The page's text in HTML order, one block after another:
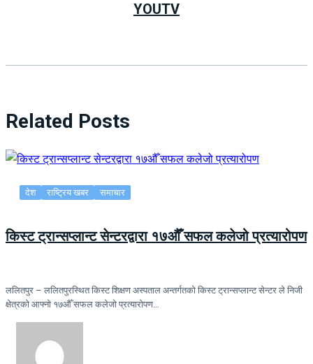
YOUTV
Related Posts
देश राष्ट्रिय खबर समाचार
किस्ट ट्रान्सप्लान्ट सेन्टरद्वारा १७औँ सफल कलेजो प्रत्यारोपण
ललितपुर – ललितपुरस्थित किस्ट शिक्षण अस्पताल अन्तर्गतको किस्ट ट्रान्सप्लान्ट सेन्टर ले निजी
क्षेत्रको आफ्नो १७औँ सफल कलेजो प्रत्यारोपण…